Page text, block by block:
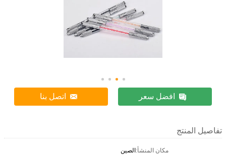
افضل سعر اتصل بنا
تفاصيل المنتج
مكان المنشأ:الصين